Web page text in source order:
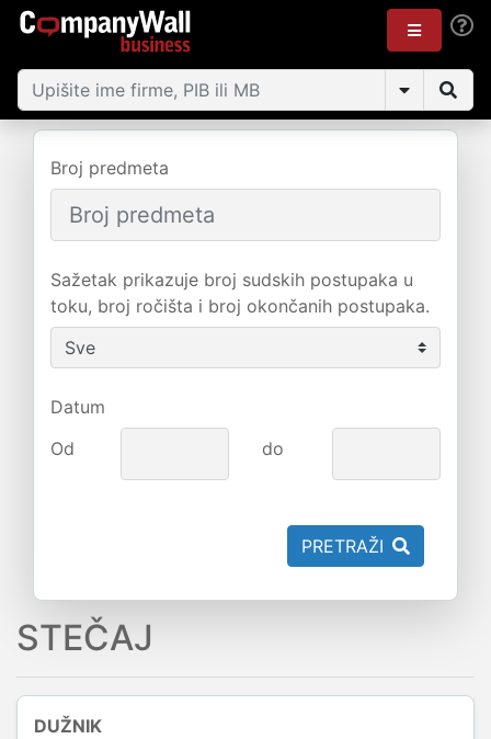
Broj predmeta
Sažetak prikazuje broj sudskih postupaka u
toku, broj ročišta i broj okončanih postupaka.
Datum
Od
do
PRETRAŽI
STEČAJ
DUŽNIK